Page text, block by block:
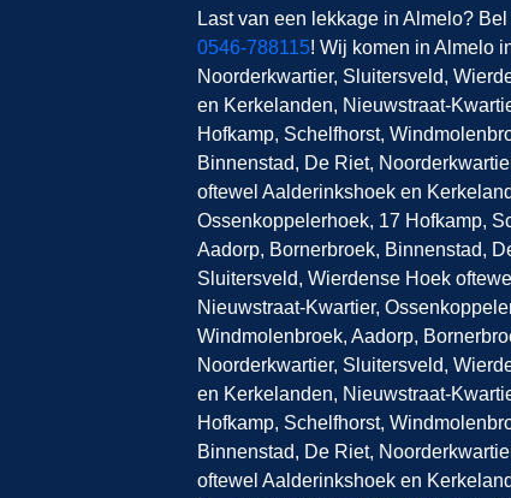
Last van een lekkage in Almelo?
0546-788115! Wij komen in Almelo
Noorderkwartier, Sluitersveld,
en Kerkelanden, Nieuwstraat-
Hofkamp, Schelfhorst,
Binnenstad, De Riet,
oftewel Aalderinkshoek en
Ossenkoppelerhoek, 17 Hofkamp,
Aadorp, Bornerbroek, Binnenstad,
Sluitersveld, Wierdense Hoek
Nieuwstraat-Kwartier,
Windmolenbroek, Aadorp,
Noorderkwartier, Sluitersveld,
en Kerkelanden, Nieuwstraat-
Hofkamp, Schelfhorst,
Binnenstad, De Riet,
oftewel Aalderinkshoek en